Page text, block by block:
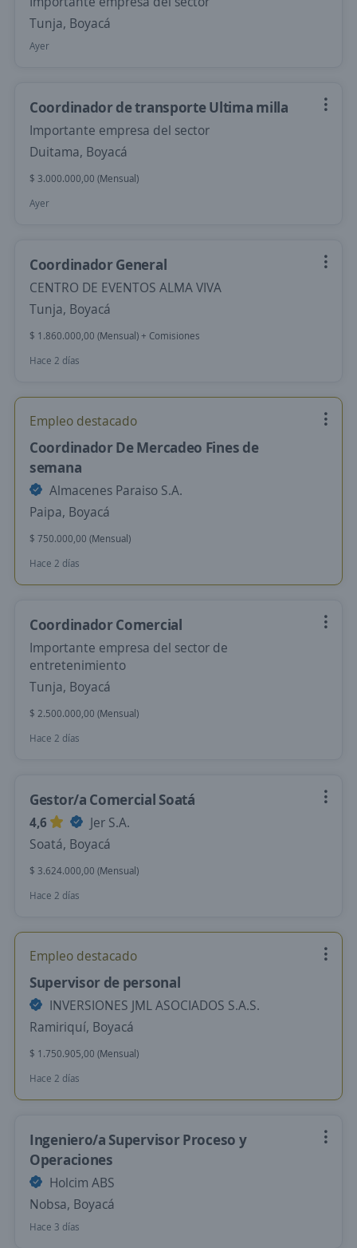
Tunja, Boyacá
Ayer
Coordinador de transporte Ultima milla
Importante empresa del sector
Duitama, Boyacá
$ 3.000.000,00 (Mensual)
Ayer
Coordinador General
CENTRO DE EVENTOS ALMA VIVA
Tunja, Boyacá
$ 1.860.000,00 (Mensual) + Comisiones
Hace 2 días
Empleo destacado
Coordinador De Mercadeo Fines de
semana
Almacenes Paraiso S.A.
Paipa, Boyacá
$ 750.000,00 (Mensual)
Hace 2 días
Coordinador Comercial
Importante empresa del sector de
entretenimiento
Tunja, Boyacá
$ 2.500.000,00 (Mensual)
Hace 2 días
Gestor/a Comercial Soatá
4,6
Jer S.A.
Soatá, Boyacá
$ 3.624.000,00 (Mensual)
Hace 2 días
Empleo destacado
Supervisor de personal
INVERSIONES JML ASOCIADOS S.A.S.
Ramiriquí, Boyacá
$ 1.750.905,00 (Mensual)
Hace 2 días
Ingeniero/a Supervisor Proceso y
Operaciones
Holcim ABS
Nobsa, Boyacá
Hace 3 días